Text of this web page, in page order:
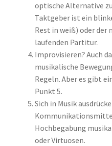
optische Alternative
Taktgeber ist ein
Rest in weiß) oder der
laufenden Partitur.
Improvisieren? Auch
musikalische
Regeln. Aber es gibt
Punkt 5.
Sich in Musik
Hochbegabung
oder Virtuosen.